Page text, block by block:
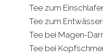
Tee zum
Tee zum
Tee bei Magen-
Tee bei